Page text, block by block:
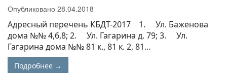
Опубликовано 28.04.2018
Адресный перечень КБДТ-2017 1. Ул. Баженова
дома №№ 4,6,8; 2. Ул. Гагарина д. 79; 3. Ул.
Гагарина дома №№ 81 к., 81 к. 2, 81…
Подробнее →